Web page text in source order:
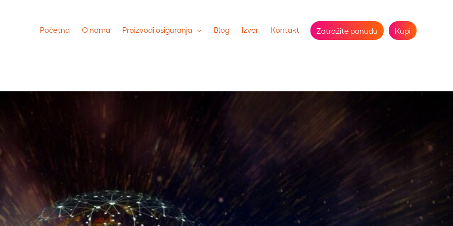
Početna O nama Proizvodi osiguranja Blog Izvor Kontakt Zatražite ponudu Kupi